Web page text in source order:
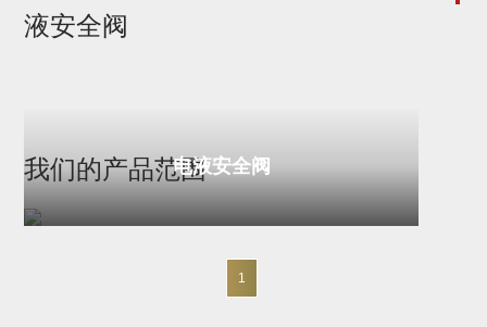
液安全阀
我们的产品范围电液安全阀
1